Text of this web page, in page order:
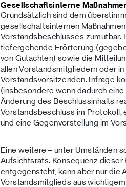
Gesellschaftsinterne
Grundsätzlich sind dem
gesellschaftsinternen
Vorstandsbeschlusses zumutbar.
tiefergehende Erörterung
von Gutachten) sowie die
allen Vorstandsmitgliedern oder
Vorstandsvorsitzenden. Infrage
(insbesondere wenn dadurch
Änderung des Beschlussinhalts
Vorstandsbeschluss im Protokoll,
und eine Gegenvorstellung im
Eine weitere – unter Umständen
Aufsichtsrats. Konsequenz
entgegensteht, kann aber nur die
Vorstandsmitglieds aus